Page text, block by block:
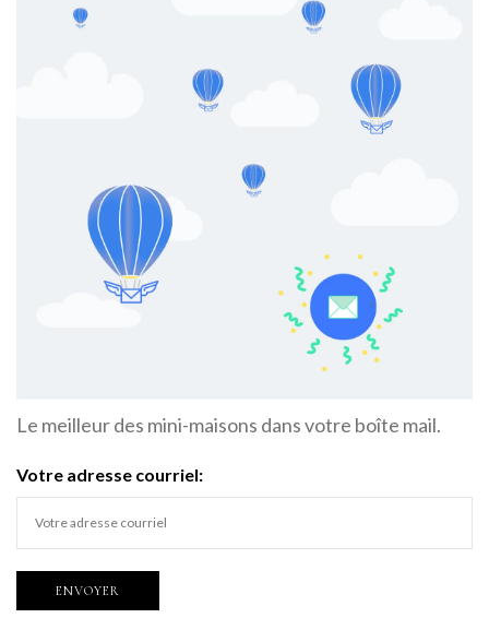
Le meilleur des mini-maisons dans votre boîte mail.
Votre adresse courriel: